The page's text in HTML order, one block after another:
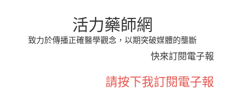
活力藥師網
致力於傳播正確醫學觀念，以期突破媒體的壟斷
快來訂閱電子報
請按下我訂閱電子報